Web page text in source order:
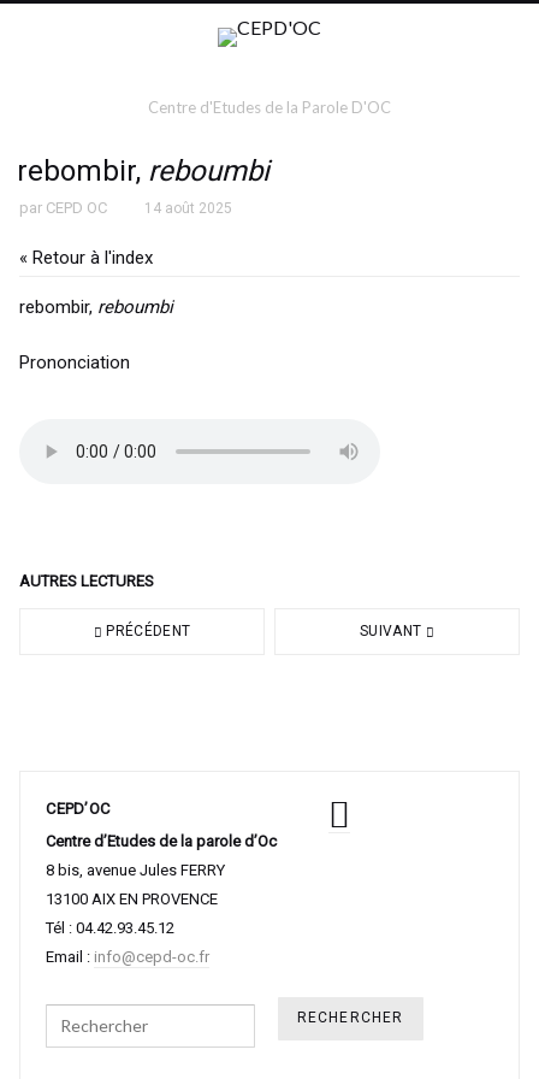
Centre d'Etudes de la Parole D'OC
rebombir, reboumbi
par CEPD OC 14 août 2025
« Retour à l'index
rebombir, reboumbi
Prononciation
AUTRES LECTURES
PRÉCÉDENT SUIVANT
CEPD’OC
Centre d’Etudes de la parole d’Oc
8 bis, avenue Jules FERRY
13100 AIX EN PROVENCE
Tél : 04.42.93.45.12
Email : info@cepd-oc.fr
Search